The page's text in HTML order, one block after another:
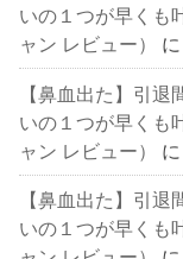
いの１つが早くも
ャン レビュー）
【鼻血出た】引
いの１つが早くも
ャン レビュー）
に
【鼻血出た】引
いの１つが早くも